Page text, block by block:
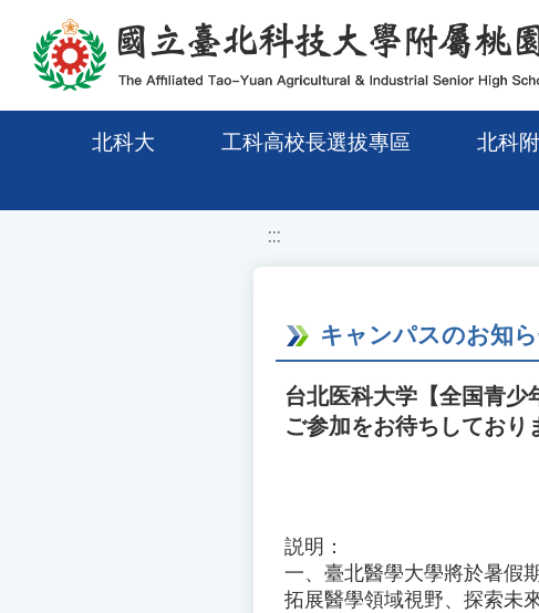
移至網頁之主要內容區位置
北科大 工科高校長選拔專區 北科
:::
キャンパスのお知
台北医科大学【全国青
ご参加をお待ちしており
説明：
一、臺北醫學大學將於暑假
拓展醫學領域視野、探索未